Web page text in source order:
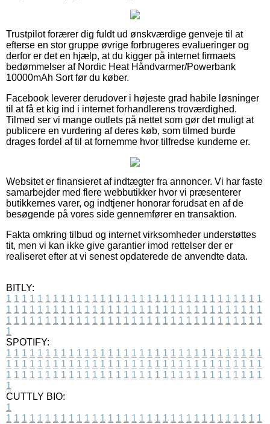
Trustpilot forærer dig fuldt ud ønskværdige genveje til at
efterse en stor gruppe øvrige forbrugeres evalueringer og
derfor er det en hjælp, at du kigger på internet firmaets
bedømmelser af Nordic Heat Håndvarmer/Powerbank
10000mAh Sort før du køber.
Facebook leverer derudover i højeste grad habile løsninger
til at få et kig ind i internet forhandlerens troværdighed.
Tilmed ser vi mange outlets på nettet som gør det muligt at
publicere en vurdering af deres køb, som tilmed burde
drages fordel af til at fornemme hvor tilfredse kunderne er.
Websitet er finansieret af indtægter fra annoncer. Vi har faste
samarbejder med flere webbutikker hvor vi præsenterer
butikkernes varer, og indtjener honorar forudsat en af de
besøgende på vores side gennemfører en transaktion.
Fakta omkring tilbud og internet virksomheder understøttes
tit, men vi kan ikke give garantier imod rettelser der er
realiseret efter at vi senest opdaterede de anvendte data.
BITLY:
1 1 1 1 1 1 1 1 1 1 1 1 1 1 1 1 1 1 1 1 1 1 1 1 1 1 1 1 1 1 1 1 1
1 1 1 1 1 1 1 1 1 1 1 1 1 1 1 1 1 1 1 1 1 1 1 1 1 1 1 1 1 1 1 1 1
1 1 1 1 1 1 1 1 1 1 1 1 1 1 1 1 1 1 1 1 1 1 1 1 1 1 1 1 1 1 1 1 1
1
SPOTIFY:
1 1 1 1 1 1 1 1 1 1 1 1 1 1 1 1 1 1 1 1 1 1 1 1 1 1 1 1 1 1 1 1 1
1 1 1 1 1 1 1 1 1 1 1 1 1 1 1 1 1 1 1 1 1 1 1 1 1 1 1 1 1 1 1 1 1
1 1 1 1 1 1 1 1 1 1 1 1 1 1 1 1 1 1 1 1 1 1 1 1 1 1 1 1 1 1 1 1 1
1
CUTTLY BIO:
1
1 1 1 1 1 1 1 1 1 1 1 1 1 1 1 1 1 1 1 1 1 1 1 1 1 1 1 1 1 1 1 1 1